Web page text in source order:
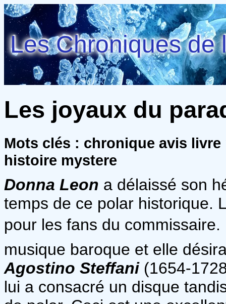
Les Chroniques de
Les joyaux du
Mots clés : chronique avis
histoire mystere
Donna Leon a délaissé son
temps de ce polar historique.
pour les fans du commissaire.
musique baroque et elle
Agostino Steffani(1654-
lui a consacré un disque